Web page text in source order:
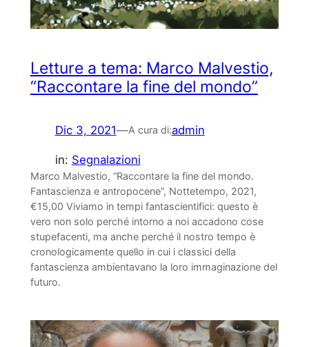
Letture a tema: Marco Malvestio,
“Raccontare la fine del mondo”
Dic 3, 2021—A cura di:admin
in: Segnalazioni
Marco Malvestio, “Raccontare la fine del mondo.
Fantascienza e antropocene”, Nottetempo, 2021,
€15,00 Viviamo in tempi fantascientifici: questo è
vero non solo perché intorno a noi accadono cose
stupefacenti, ma anche perché il nostro tempo è
cronologicamente quello in cui i classici della
fantascienza ambientavano la loro immaginazione del
futuro.